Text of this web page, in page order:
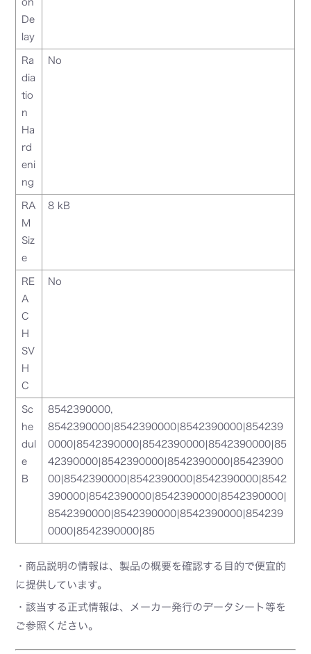
De
lay
Ra
dia
tio
n
Ha
rd
eni
ng
No
RA
M
Siz
e
8 kB
RE
A
C
H
SV
H
C
No
Sc
he
dul
e
B
8542390000,
8542390000|8542390000|8542390000|854239
0000|8542390000|8542390000|8542390000|85
42390000|8542390000|8542390000|85423900
00|8542390000|8542390000|8542390000|8542
390000|8542390000|8542390000|8542390000|
8542390000|8542390000|8542390000|854239
0000|8542390000|85
・商品説明の情報は、製品の概要を確認する目的で便宜的
に提供しています。
・該当する正式情報は、メーカー発行のデータシート等を
ご参照ください。